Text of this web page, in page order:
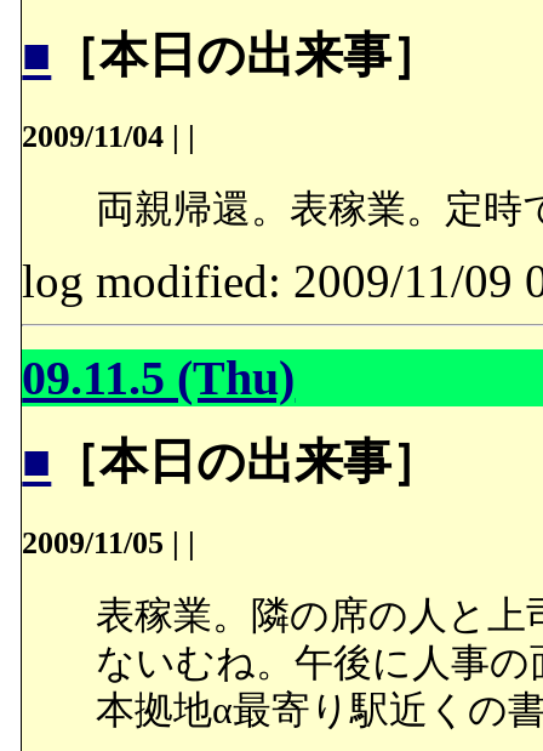
■ ［本日の出来事］
2009/11/04 | |
両親帰還。表稼業。定時
log modified: 2009/11/09
09.11.5 (Thu)
■ ［本日の出来事］
2009/11/05 | |
表稼業。隣の席の人と上
ないむね。午後に人事の
本拠地α最寄り駅近くの